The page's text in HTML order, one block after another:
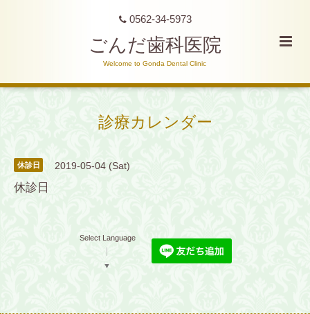
0562-34-5973
ごんだ歯科医院
Welcome to Gonda Dental Clinic
診療カレンダー
休診日 2019-05-04 (Sat)
休診日
Select Language
▼